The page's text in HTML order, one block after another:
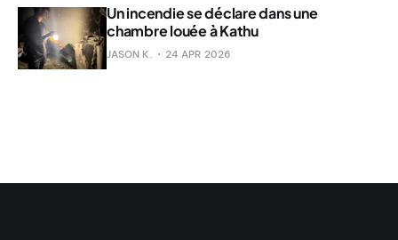
Un incendie se déclare dans une
chambre louée à Kathu
JASON K. 24 APR 2026